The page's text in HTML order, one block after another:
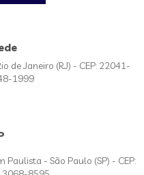
de Janeiro (RJ) - CEP: 22041-
1999
- São Paulo (SP) - CEP: